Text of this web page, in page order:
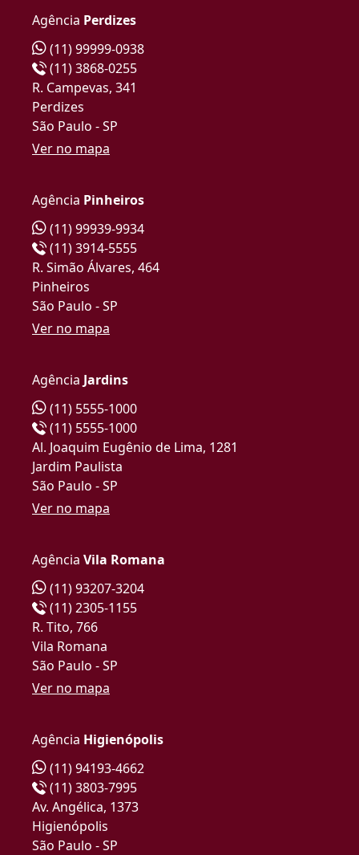
Agência Perdizes
(11) 99999-0938
(11) 3868-0255
R. Campevas, 341
Perdizes
São Paulo - SP
Ver no mapa
Agência Pinheiros
(11) 99939-9934
(11) 3914-5555
R. Simão Álvares, 464
Pinheiros
São Paulo - SP
Ver no mapa
Agência Jardins
(11) 5555-1000
(11) 5555-1000
Al. Joaquim Eugênio de Lima, 1281
Jardim Paulista
São Paulo - SP
Ver no mapa
Agência Vila Romana
(11) 93207-3204
(11) 2305-1155
R. Tito, 766
Vila Romana
São Paulo - SP
Ver no mapa
Agência Higienópolis
(11) 94193-4662
(11) 3803-7995
Av. Angélica, 1373
Higienópolis
São Paulo - SP